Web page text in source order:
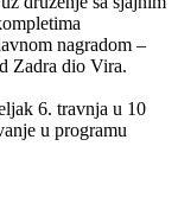
nagradom –
Zadra dio Vira.
6. travnja u 10
u programu